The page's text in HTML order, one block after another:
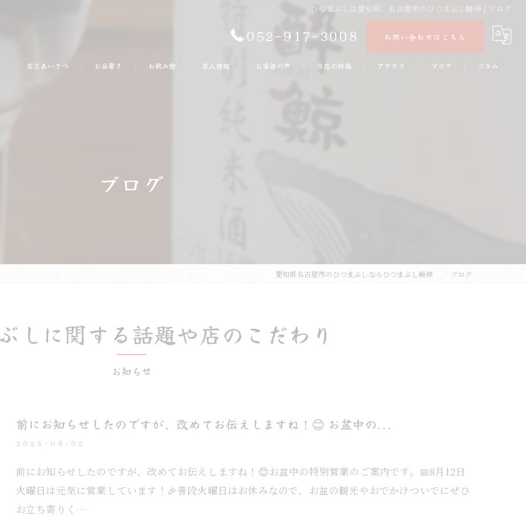
ひつまぶしは愛知県、名古屋市のひつまぶし鰻伸 | ブログ
052-917-3008 お問い合わせはこちら
店主あいさつ お品書き お飲み物 求人情報 お客様の声 当店の特徴 アクセス ブログ コラム
ブログ
愛知県名古屋市のひつまぶしならひつまぶし鰻伸 ブログ
しに関する話題や店のこだわり
お知らせ
前にお知らせしたのですが、改めてお伝えしますね！😊 お盆中の...
2025/08/02
前にお知らせしたのですが、改めてお伝えしますね！😊お盆中の特別営業のご案内です。📅8月12日
火曜日は元気に営業しています！🎉普段火曜日はお休みなので、お盆の観光やおでかけついでにぜひ
お立ち寄りく…